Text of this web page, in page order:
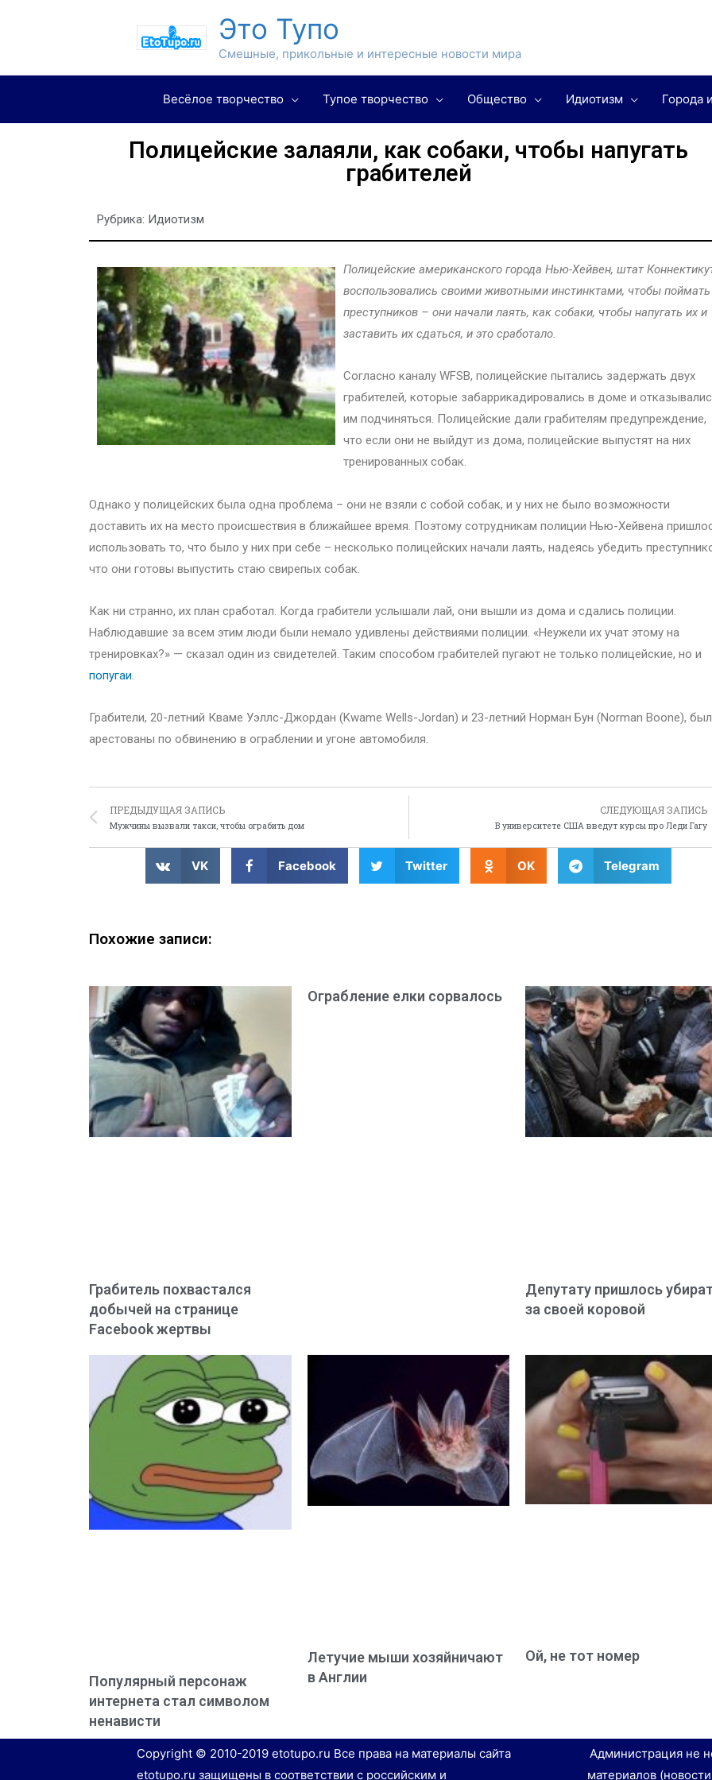
Это Тупо
Смешные, прикольные и интересные новости мира
Весёлое творчество Тупое творчество Общество Идиотизм Города
Полицейские залаяли, как собаки, чтобы напугать
грабителей
Рубрика: Идиотизм
Полицейские американского города Нью-Хейвен, штат
воспользовались своими животными инстинктами, чтобы поймать
преступников – они начали лаять, как собаки, чтобы напугать их и
заставить их сдаться, и это сработало.
Согласно каналу WFSB, полицейские пытались задержать двух
грабителей, которые забаррикадировались в доме и
им подчиняться. Полицейские дали грабителям предупреждение,
что если они не выйдут из дома, полицейские выпустят на них
тренированных собак.
Однако у полицейских была одна проблема – они не взяли с собой собак, и у них не было возможности
доставить их на место происшествия в ближайшее время. Поэтому сотрудникам полиции Нью-Хейвена
использовать то, что было у них при себе – несколько полицейских начали лаять, надеясь убедить
что они готовы выпустить стаю свирепых собак.
Как ни странно, их план сработал. Когда грабители услышали лай, они вышли из дома и сдались полиции.
Наблюдавшие за всем этим люди были немало удивлены действиями полиции. «Неужели их учат этому на
тренировках?» — сказал один из свидетелей. Таким способом грабителей пугают не только полицейские, но и
попугаи.
Грабители, 20-летний Кваме Уэллс-Джордан (Kwame Wells-Jordan) и 23-летний Норман Бун (Norman Boone),
арестованы по обвинению в ограблении и угоне автомобиля.
ПРЕДЫДУЩАЯ ЗАПИСЬ
Мужчины вызвали такси, чтобы ограбить дом
СЛЕДУЮЩАЯ ЗАПИСЬ
В университете США введут курсы про Леди Гагу
VK Facebook Twitter OK Telegram
Похожие записи:
Грабитель похвастался
добычей на странице
Facebook жертвы
Ограбление елки сорвалось
Депутату пришлось
за своей коровой
Популярный персонаж
интернета стал символом
ненависти
Летучие мыши хозяйничают
в Англии
Ой, не тот номер
Copyright © 2010-2019 etotupo.ru Все права на материалы сайта
etotupo.ru защищены в соответствии с российским и
Администрация не
материалов